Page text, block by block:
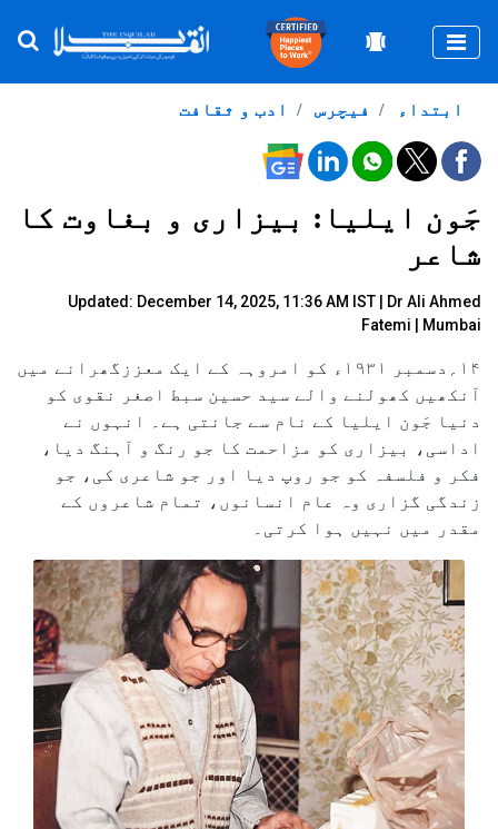
ادب و ثقافت فیچرس ابتداء
جَون ایلیا: بیزاری و بغاوت کا
شاعر
Updated: December 14, 2025, 11:36 AM IST |
Dr Ali Ahmed
Fatemi | Mumbai
۱۴؍دسمبر ۱۹۳۱ء کو امروہہ کے ایک معززگھرانے میں
آنکھیں کھولنے والے سید حسین سبط اصغر نقوی کو
دنیا جَون ایلیا کے نام سے جانتی ہے۔ انہوں نے
اداسی، بیزاری کو مزاحمت کا جو رنگ و آہنگ دیا،
فکر و فلسفہ کو جو روپ دیا اور جو شاعری کی، جو
زندگی گزاری وہ عام انسانوں، تمام شاعروں کے
مقدر میں نہیں ہوا کرتی۔